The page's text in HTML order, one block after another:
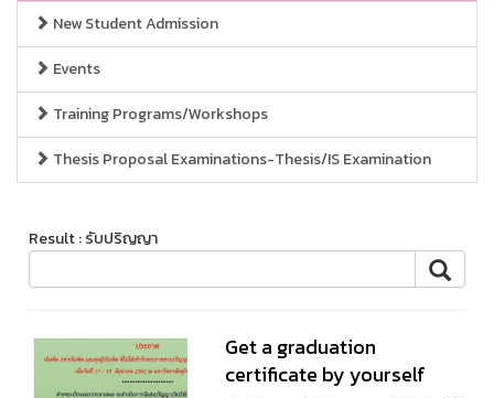
New Student Admission
Events
Training Programs/Workshops
Thesis Proposal Examinations-Thesis/IS Examination
Result : รับปริญญา
Get a graduation
certificate by yourself